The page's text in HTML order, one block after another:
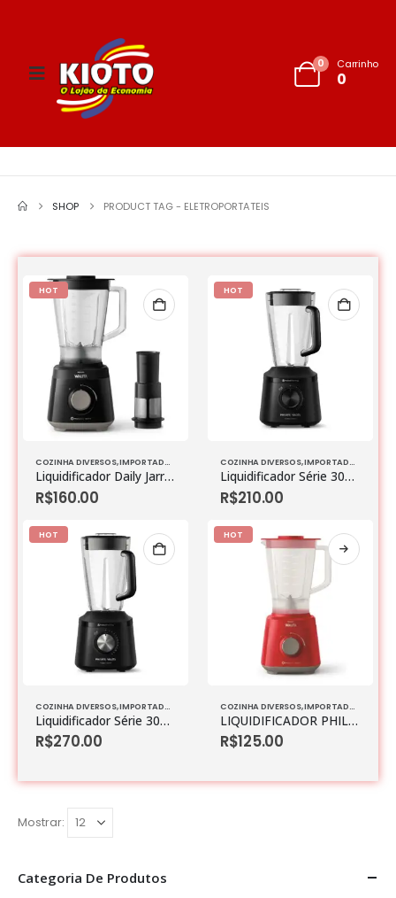
0 Carrinho
0
SHOP PRODUCT TAG - ELETROPORTATEIS
HOT
COZINHA DIVERSOS,IMPORTADOS
Liquidificador Daily Jarra San Philips Walita Preto 600W – RI2112 127V
R$160.00
HOT
COZINHA DIVERSOS,IMPORTADOS
Liquidificador Série 3000 Turbo Preto Philips Walita 1000W
R$210.00
HOT
COZINHA DIVERSOS,IMPORTADOS
Liquidificador Série 3000 Turbo Preto Philips Walita 1200W
R$270.00
HOT
COZINHA DIVERSOS,IMPORTADOS
LIQUIDIFICADOR PHILIPS WALITA RI2110
R$125.00
Mostrar:
Categoria De Produtos